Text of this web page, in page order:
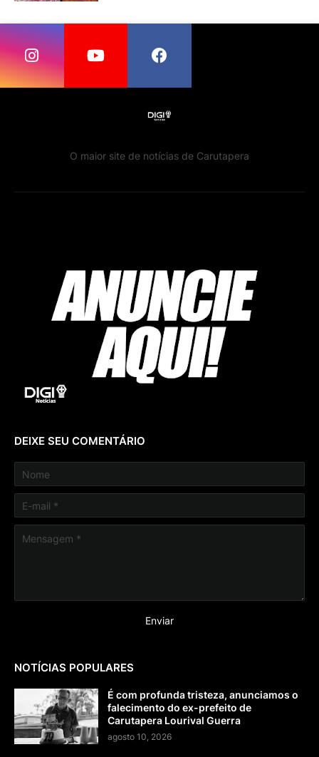
O maior site de notícias de Carutapera
DEIXE SEU COMENTÁRIO
NOTÍCIAS POPULARES
É com profunda tristeza, anunciamos o
falecimento do ex-prefeito de
Carutapera Lourival Guerra
agosto 10, 2026